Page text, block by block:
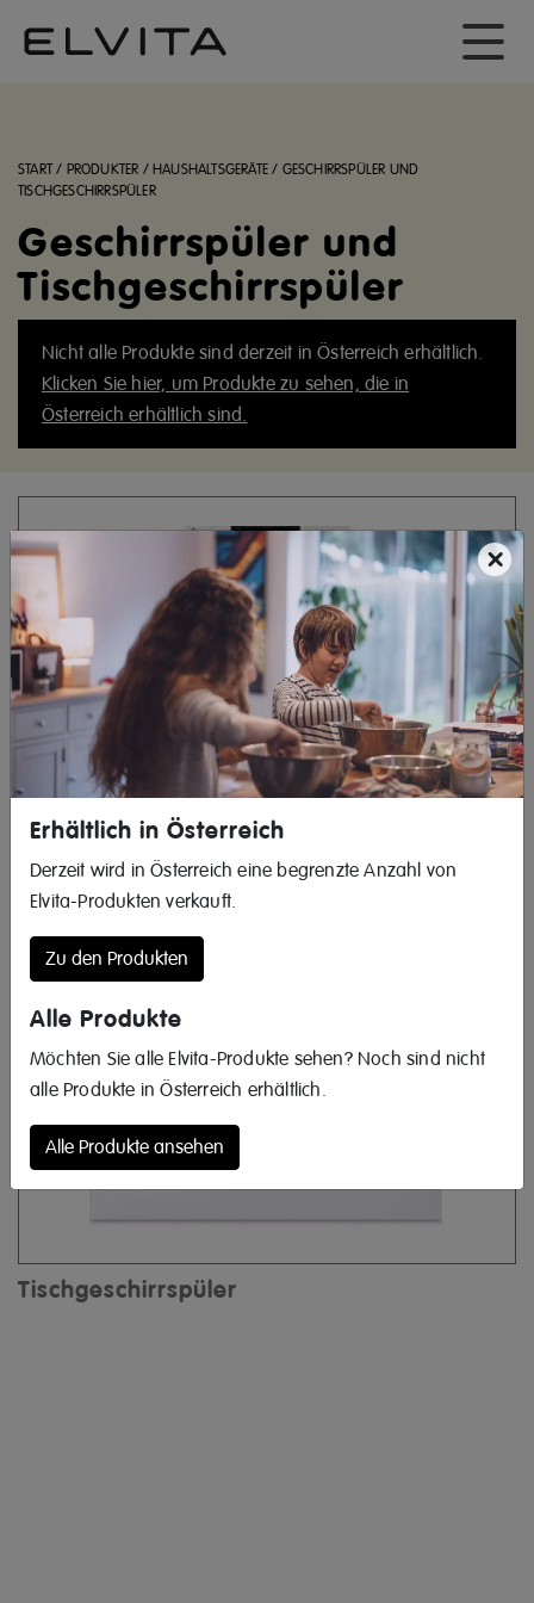
START / PRODUKTER /HAUSHALTSGERÄTE / GESCHIRRSPÜLER UND
TISCHGESCHIRRSPÜLER
Geschirrspüler und
Tischgeschirrspüler
Nicht alle Produkte sind derzeit in Österreich erhältlich.
Klicken Sie hier, um Produkte zu sehen, die in
Österreich erhältlich sind.
Geschirrspüler
Tischgeschirrspüler
×
Erhältlich in Österreich
Derzeit wird in Österreich eine begrenzte Anzahl von
Elvita-Produkten verkauft.
Zu den Produkten
Alle Produkte
Möchten Sie alle Elvita-Produkte sehen? Noch sind nicht
alle Produkte in Österreich erhältlich.
Alle Produkte ansehen